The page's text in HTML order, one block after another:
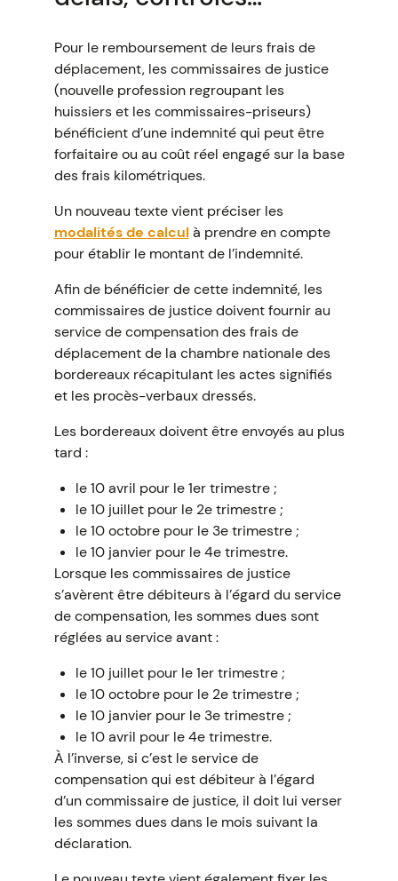
Pour le remboursement de leurs frais de
déplacement, les commissaires de justice
(nouvelle profession regroupant les
huissiers et les commissaires-priseurs)
bénéficient d’une indemnité qui peut être
forfaitaire ou au coût réel engagé sur la base
des frais kilométriques.
Un nouveau texte vient préciser les
modalités de calculà prendre en compte
pour établir le montant de l’indemnité.
Afin de bénéficier de cette indemnité, les
commissaires de justice doivent fournir au
service de compensation des frais de
déplacement de la chambre nationale des
bordereaux récapitulant les actes signifiés
et les procès-verbaux dressés.
Les bordereaux doivent être envoyés au plus
tard :
le 10 avril pour le 1er trimestre ;
le 10 juillet pour le 2e trimestre ;
le 10 octobre pour le 3e trimestre ;
le 10 janvier pour le 4e trimestre.
Lorsque les commissaires de justice
s’avèrent être débiteurs à l’égard du service
de compensation, les sommes dues sont
réglées au service avant :
le 10 juillet pour le 1er trimestre ;
le 10 octobre pour le 2e trimestre ;
le 10 janvier pour le 3e trimestre ;
le 10 avril pour le 4e trimestre.
À l’inverse, si c’est le service de
compensation qui est débiteur à l’égard
d’un commissaire de justice, il doit lui verser
les sommes dues dans le mois suivant la
déclaration.